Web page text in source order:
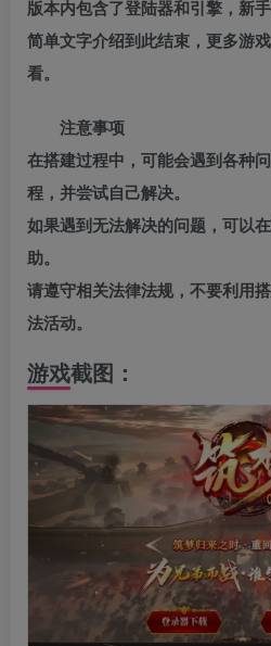
版本内包含了登陆器和引擎，新
简单文字介绍到此结束，更多游
看。
注意事项
在搭建过程中，可能会遇到各种
程，并尝试自己解决。
如果遇到无法解决的问题，可以
助。
请遵守相关法律法规，不要利用
法活动。
游戏截图：